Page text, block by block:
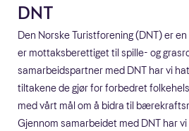
DNT
Den Norske Turistforening (DNT) er
er mottaksberettiget til spille- og
samarbeidspartner med DNT har vi
tiltakene de gjør for forbedret
med vårt mål om å bidra til
Gjennom samarbeidet med DNT har